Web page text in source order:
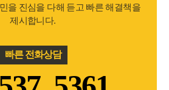
을 진심을 다해 듣고 빠른 해결책을
제시합니다.
빠른 전화상담